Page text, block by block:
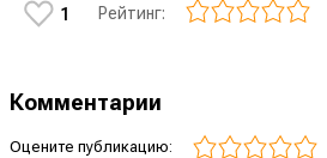
1 Рейтинг:
Комментарии
Оцените публикацию: